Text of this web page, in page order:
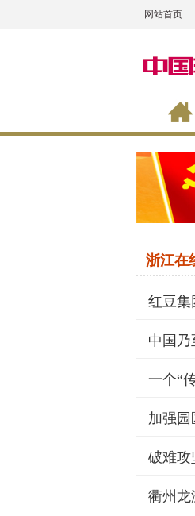
网站首页
浙江在
红豆集
中国乃
一个“
加强
破难攻
衢州龙